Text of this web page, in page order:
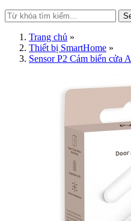
Trang chủ »
Thiết bị SmartHome »
Sensor P2 Cảm biến cửa